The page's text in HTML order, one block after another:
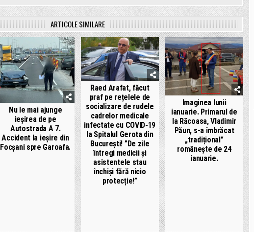
ARTICOLE SIMILARE
Nu le mai ajunge
ieșirea de pe
Autostrada A 7.
Accident la ieșire din
Focșani spre Garoafa.
Raed Arafat, făcut
praf pe rețelele de
socializare de rudele
cadrelor medicale
infectate cu COVID-19
la Spitalul Gerota din
București! ”De zile
întregi medicii și
asistentele stau
închiși fără nicio
protecție!”
Imaginea lunii
ianuarie. Primarul de
la Răcoasa, Vladimir
Păun, s-a îmbrăcat
„tradițional”
românește de 24
ianuarie.